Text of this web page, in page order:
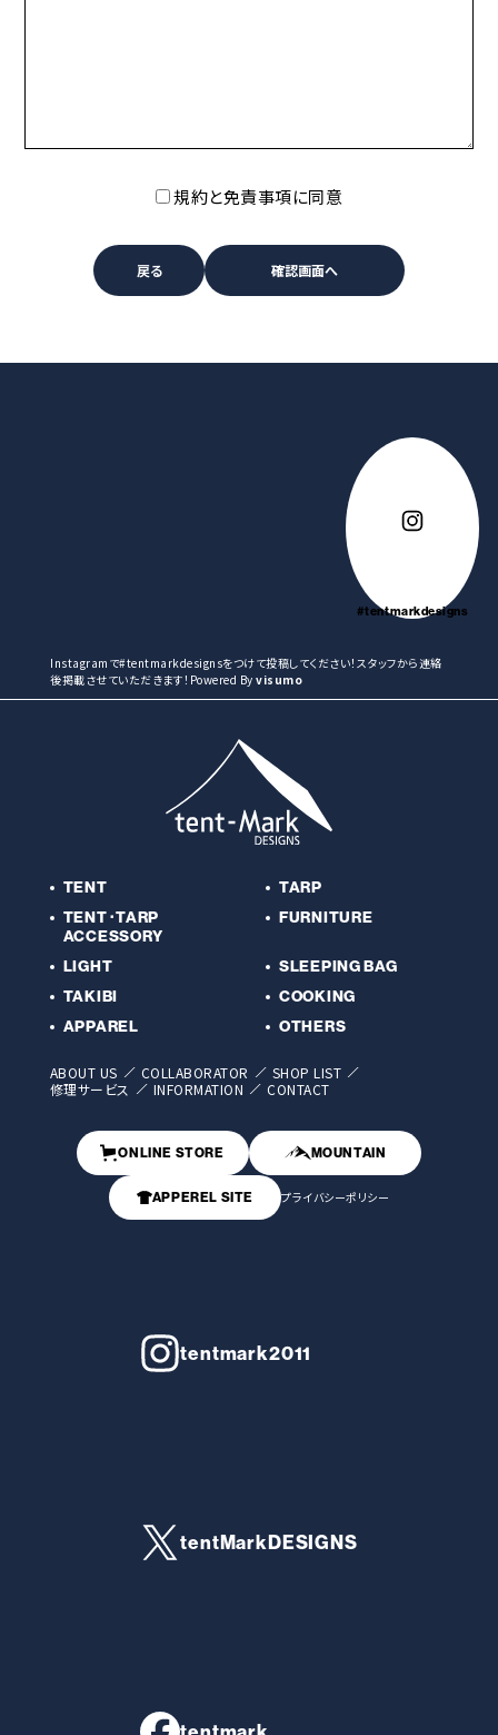
規約と免責事項に同意
#tentmarkdesigns
Instagramで#tentmarkdesignsをつけて投稿してください！スタッフから連絡
後掲載させていただきます！Powered By visumo
TENT
TARP
TENT･TARP
ACCESSORY
FURNITURE
LIGHT
SLEEPING BAG
TAKIBI
COOKING
APPAREL
OTHERS
ABOUT US COLLABORATOR
SHOP LIST
修理サービス
INFORMATION CONTACT
ONLINE STORE MOUNTAIN
APPEREL SITE プライバシーポリシー
tentmark2011
tentMarkDESIGNS